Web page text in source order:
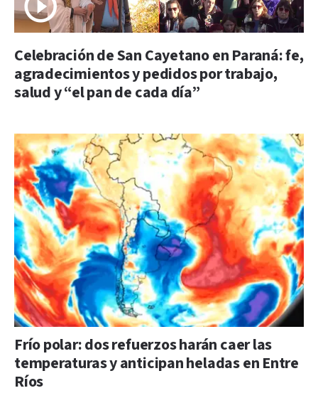
Celebración de San Cayetano en Paraná: fe,
agradecimientos y pedidos por trabajo,
salud y “el pan de cada día”
Frío polar: dos refuerzos harán caer las
temperaturas y anticipan heladas en Entre
Ríos